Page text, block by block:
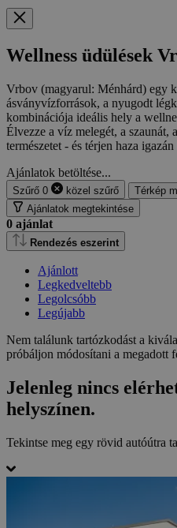
Wellness üdülések
Vrbov (magyarul: Ménhárd) egy
ásványvízforrások, a nyugodt
kombinációja ideális hely a
Élvezze a víz melegét, a szaunát,
természetet - és térjen haza
Ajánlatok betöltése...
Szűrő 0 közel szűrő
Térkép
Ajánlatok megtekintése
0 ajánlat
Rendezés eszerint
Ajánlott
Legkedveltebb
Legolcsóbb
Legújabb
Nem találunk tartózkodást a
próbáljon módosítani a megadott
Jelenleg nincs
helyszínen.
Tekintse meg egy rövid autóútra